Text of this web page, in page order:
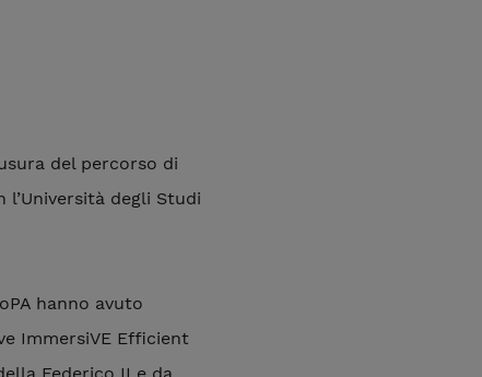
del percorso di
degli Studi
hanno avuto
ImmersiVE Efficient